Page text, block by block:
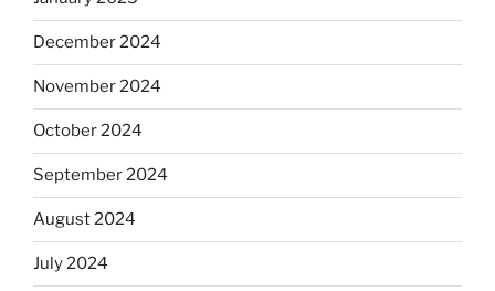
December 2024
November 2024
October 2024
September 2024
August 2024
July 2024